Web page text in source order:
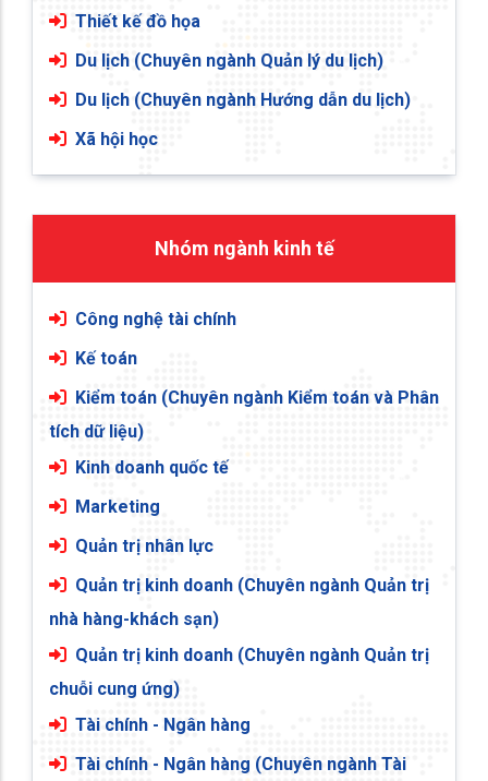
Thiết kế đồ họa
Du lịch (Chuyên ngành Quản lý du lịch)
Du lịch (Chuyên ngành Hướng dẫn du lịch)
Xã hội học
Nhóm ngành kinh tế
Công nghệ tài chính
Kế toán
Kiểm toán (Chuyên ngành Kiểm toán và Phân
tích dữ liệu)
Kinh doanh quốc tế
Marketing
Quản trị nhân lực
Quản trị kinh doanh (Chuyên ngành Quản trị
nhà hàng-khách sạn)
Quản trị kinh doanh (Chuyên ngành Quản trị
chuỗi cung ứng)
Tài chính - Ngân hàng
Tài chính - Ngân hàng (Chuyên ngành Tài